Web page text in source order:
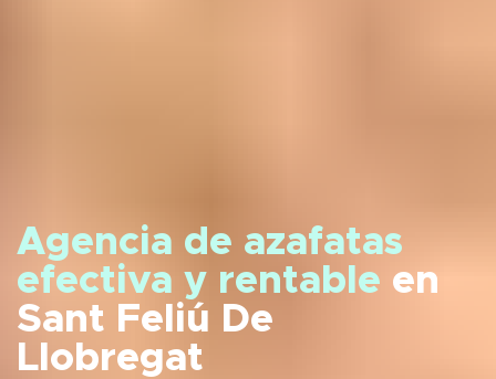
Agencia de azafatas
efectiva y rentable en
Sant Feliú De
Llobregat